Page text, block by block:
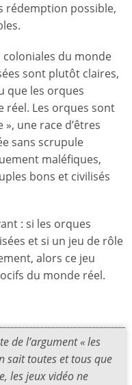
rédemption possible,
coloniales du monde
sont plutôt claires,
que les orques
réel. Les orques sont
une race d’êtres
sans scrupule
maléfiques,
bons et civilisés
: si les orques
et si un jeu de rôle
alors ce jeu
du monde réel.
de l’argument « les
sait toutes et tous que
les jeux vidéo ne